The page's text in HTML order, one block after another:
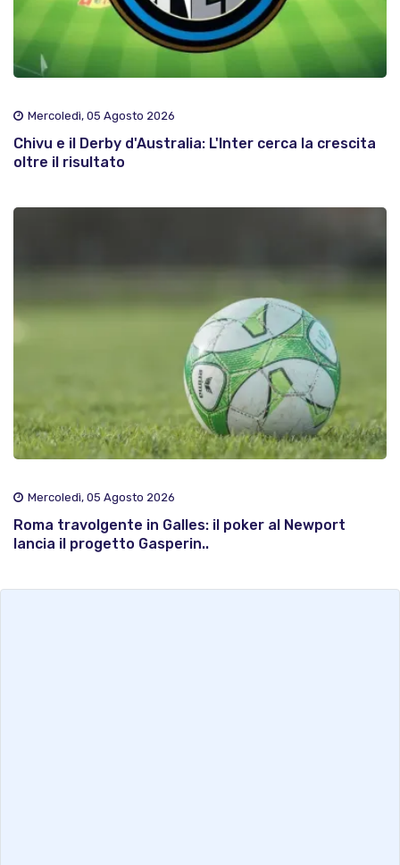
Mercoledì, 05 Agosto 2026
Chivu e il Derby d'Australia: L'Inter cerca la crescita
oltre il risultato
Mercoledì, 05 Agosto 2026
Roma travolgente in Galles: il poker al Newport
lancia il progetto Gasperin..